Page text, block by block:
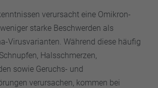
verursacht eine Omikron-
starke Beschwerden als
Virusvarianten. Während diese häufig
Halsschmerzen,
sowie Geruchs- und
verursachen, kommen bei